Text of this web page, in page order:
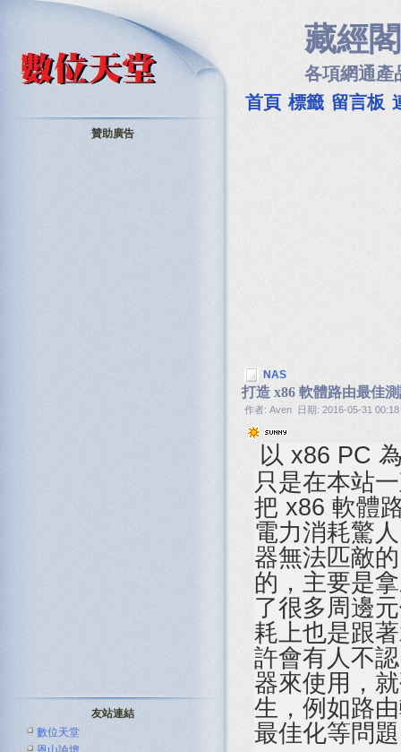
藏經閣
各項網通產
首頁 標籤 留言板
NAS
打造 x86 軟體路由最佳
作者: Aven 日期: 2016-05-31 00:18
以 x86 PC
只是在本站
把 x86 軟體
電力消耗驚
器無法匹敵
的，主要是
了很多周邊
耗上也是跟
許會有人不
器來使用，
生，例如路
最佳化等問
贊助廣告
友站連結
數位天堂